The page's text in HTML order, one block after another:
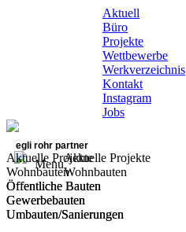
Aktuell
Büro
Projekte
Wettbewerbe
Werkverzeichnis
Kontakt
Instagram
Jobs
egli rohr partner
Menu
Aktuelle Projekte
Wohnbauten
Öffentliche Bauten
Gewerbebauten
Umbauten/Sanierungen
Aktuelle Projekte
Wohnbauten
Öffentliche Bauten
Gewerbebauten
Umbauten/Sanierungen